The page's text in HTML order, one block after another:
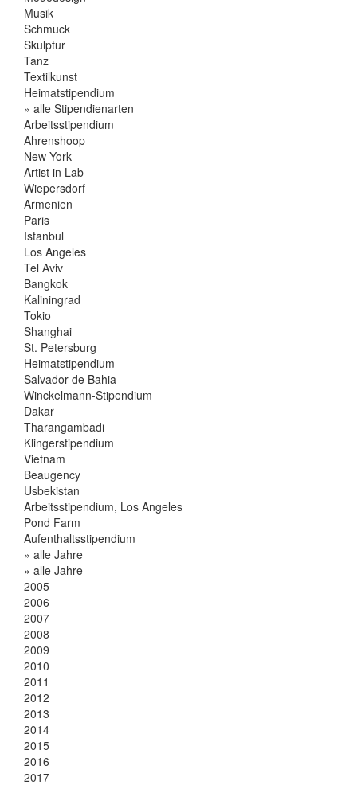
Musik
Schmuck
Skulptur
Tanz
Textilkunst
Heimatstipendium
» alle Stipendienarten
Arbeitsstipendium
Ahrenshoop
New York
Artist in Lab
Wiepersdorf
Armenien
Paris
Istanbul
Los Angeles
Tel Aviv
Bangkok
Kaliningrad
Tokio
Shanghai
St. Petersburg
Heimatstipendium
Salvador de Bahia
Winckelmann-Stipendium
Dakar
Tharangambadi
Klingerstipendium
Vietnam
Beaugency
Usbekistan
Arbeitsstipendium, Los Angeles
Pond Farm
Aufenthaltsstipendium
» alle Jahre
» alle Jahre
2005
2006
2007
2008
2009
2010
2011
2012
2013
2014
2015
2016
2017